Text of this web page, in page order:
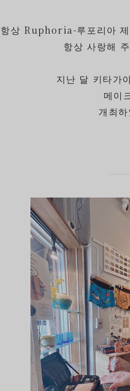
항상 Ruphoria-루포리아
항상 사랑해
지난 달 키타가
메이
개최